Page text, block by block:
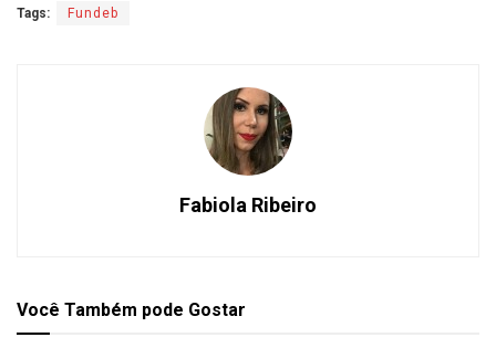
Tags: Fundeb
Fabiola Ribeiro
Você Também pode Gostar